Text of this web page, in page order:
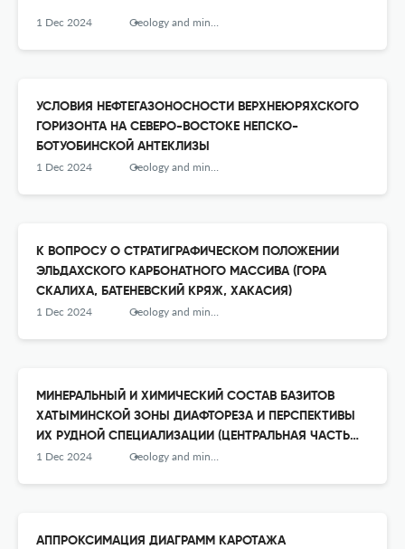
1 Dec 2024 Geology and mineral resources of Siberia
УСЛОВИЯ НЕФТЕГАЗОНОСНОСТИ ВЕРХНЕЮРЯХСКОГО
ГОРИЗОНТА НА СЕВЕРО-ВОСТОКЕ НЕПСКО-
БОТУОБИНСКОЙ АНТЕКЛИЗЫ
1 Dec 2024 Geology and mineral resources of Siberia
К ВОПРОСУ О СТРАТИГРАФИЧЕСКОМ ПОЛОЖЕНИИ
ЭЛЬДАХСКОГО КАРБОНАТНОГО МАССИВА (ГОРА
СКАЛИХА, БАТЕНЕВСКИЙ КРЯЖ, ХАКАСИЯ)
1 Dec 2024 Geology and mineral resources of Siberia
МИНЕРАЛЬНЫЙ И ХИМИЧЕСКИЙ СОСТАВ БАЗИТОВ
ХАТЫМИНСКОЙ ЗОНЫ ДИАФТОРЕЗА И ПЕРСПЕКТИВЫ
ИХ РУДНОЙ СПЕЦИАЛИЗАЦИИ (ЦЕНТРАЛЬНАЯ ЧАСТЬ
АЛДАНО-СТАНОВОГО ЩИТА)
1 Dec 2024 Geology and mineral resources of Siberia
АППРОКСИМАЦИЯ ДИАГРАММ КАРОТАЖА